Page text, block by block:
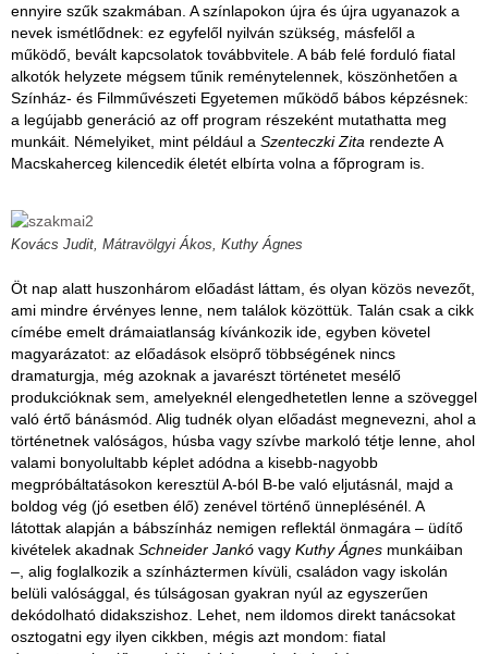
ennyire szűk szakmában. A színlapokon újra és újra ugyanazok a
nevek ismétlődnek: ez egyfelől nyilván szükség, másfelől a
működő, bevált kapcsolatok továbbvitele. A báb felé forduló fiatal
alkotók helyzete mégsem tűnik reménytelennek, köszönhetően a
Színház- és Filmművészeti Egyetemen működő bábos képzésnek:
a legújabb generáció az off program részeként mutathatta meg
munkáit. Némelyiket, mint például a Szenteczki Zita rendezte A
Macskaherceg kilencedik életét elbírta volna a főprogram is.
Kovács Judit, Mátravölgyi Ákos, Kuthy Ágnes
Öt nap alatt huszonhárom előadást láttam, és olyan közös nevezőt,
ami mindre érvényes lenne, nem találok közöttük. Talán csak a cikk
címébe emelt drámaiatlanság kívánkozik ide, egyben követel
magyarázatot: az előadások elsöprő többségének nincs
dramaturgja, még azoknak a javarészt történetet mesélő
produkcióknak sem, amelyeknél elengedhetetlen lenne a szöveggel
való értő bánásmód. Alig tudnék olyan előadást megnevezni, ahol a
történetnek valóságos, húsba vagy szívbe markoló tétje lenne, ahol
valami bonyolultabb képlet adódna a kisebb-nagyobb
megpróbáltatásokon keresztül A-ból B-be való eljutásnál, majd a
boldog vég (jó esetben élő) zenével történő ünneplésénél. A
látottak alapján a bábszínház nemigen reflektál önmagára – üdítő
kivételek akadnak Schneider Jankó vagy Kuthy Ágnes munkáiban
–, alig foglalkozik a színháztermen kívüli, családon vagy iskolán
belüli valósággal, és túlságosan gyakran nyúl az egyszerűen
dekódolható didakszishoz. Lehet, nem ildomos direkt tanácsokat
osztogatni egy ilyen cikkben, mégis azt mondom: fiatal